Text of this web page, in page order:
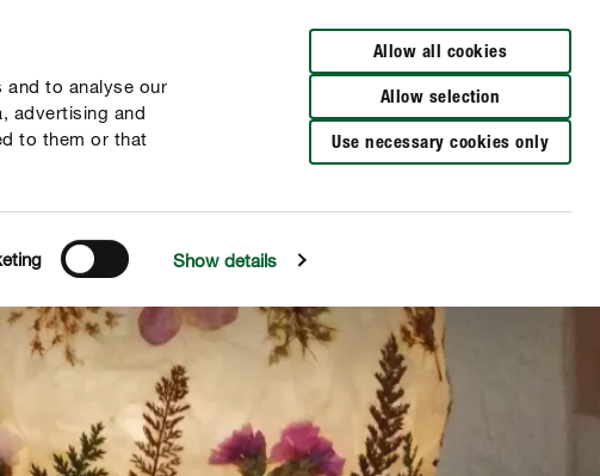
and to analyse our
advertising and
to them or that
Show details
Allow all cookies
Allow selection
Use necessary cookies only